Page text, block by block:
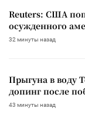
Reuters: США
осужденного
32 минуты назад
Прыгуна в воду
допинг после
43 минуты назад